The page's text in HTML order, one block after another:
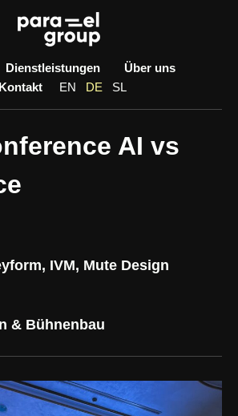
Dienstleistungen
Über uns
Kontakt
EN DE SL
AI vs
IVM, Mute Design
& Bühnenbau